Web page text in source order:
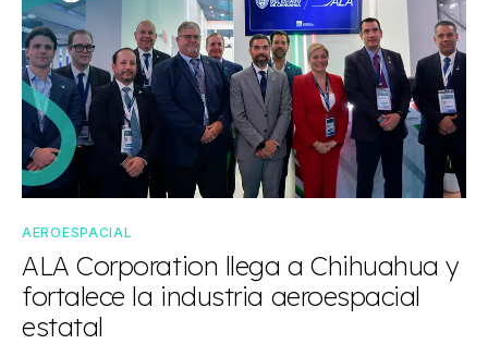
AEROESPACIAL
ALA Corporation llega a Chihuahua y
fortalece la industria aeroespacial
estatal